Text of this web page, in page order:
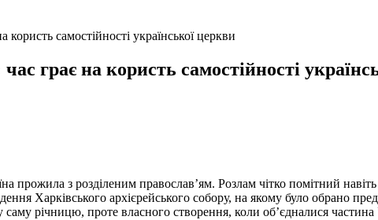
самостійності української церкви
грає на користь самостійності
прожила з розділеним православ’ям. Розлам чітко помітний
Харківського архієрейського собору, на якому було обрано
саму річницю, проте власного створення, коли об’єдналися